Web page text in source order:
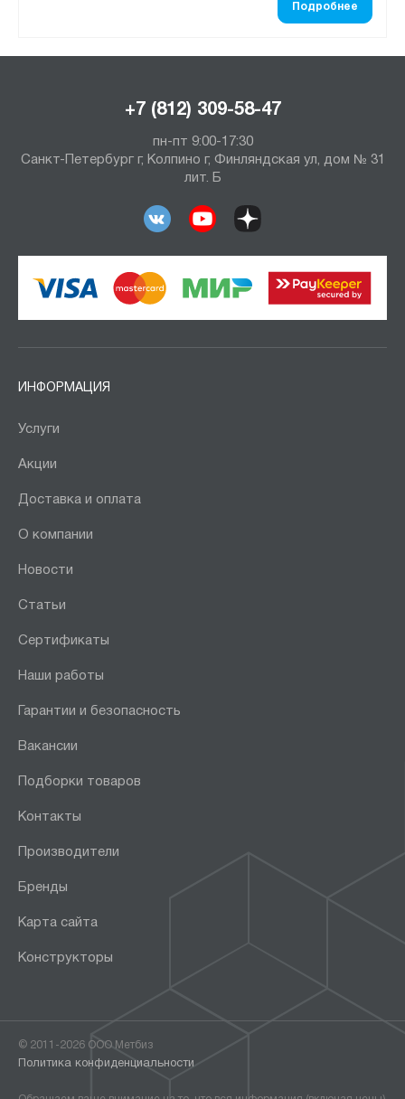
Подробнее
+7 (812) 309-58-47
пн-пт 9:00-17:30
Санкт-Петербург г, Колпино г, Финляндская ул, дом № 31
лит. Б
ИНФОРМАЦИЯ
Услуги
Акции
Доставка и оплата
О компании
Новости
Статьи
Сертификаты
Наши работы
Гарантии и безопасность
Вакансии
Подборки товаров
Контакты
Производители
Бренды
Карта сайта
Конструкторы
© 2011-2026 ООО Метбиз
Политика конфиденциальности